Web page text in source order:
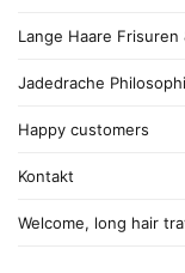
Lange Haare Frisuren
Jadedrache
Happy customers
Kontakt
Welcome, long hair